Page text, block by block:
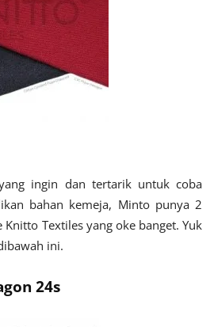
ingin dan tertarik untuk coba
bahan kemeja, Minto punya 2
Textiles yang oke banget. Yuk
ini.
24s